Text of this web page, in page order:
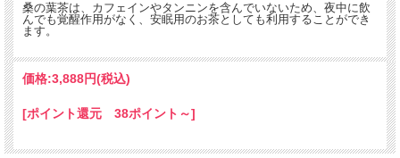
桑の葉茶は、カフェインやタンニンを含んでいないため、夜中に飲
んでも覚醒作用がなく、安眠用のお茶としても利用することができ
ます。
価格:3,888円(税込)
[ポイント還元 38ポイント～]